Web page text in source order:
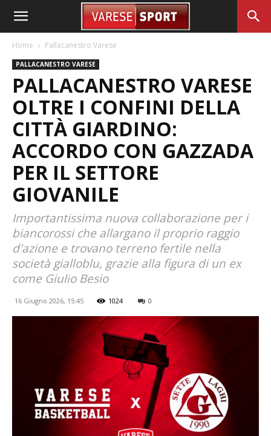
Home Pallacanestro Varese
PALLACANESTRO VARESE
PALLACANESTRO VARESE
OLTRE I CONFINI DELLA
CITTÀ GIARDINO:
ACCORDO CON GAZZADA
PER IL SETTORE
GIOVANILE
Importantissima nuova collaborazione per i
biancorossi che allargano il proprio raggio
d'azione e trovano terreno fertile nella
società gialloblu, grazie alla figura di un ex
come Giulio Besio
16 Giugno 2026, 15:45 1024 0